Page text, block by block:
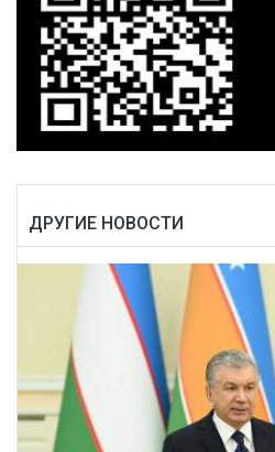
ДРУГИЕ НОВОСТИ